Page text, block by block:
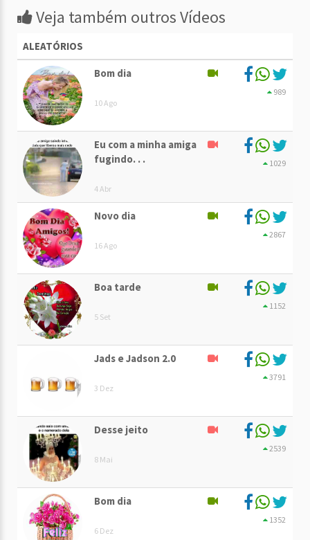
Veja também outros Vídeos
ALEATÓRIOS
Bom dia
10 Ago
989
Eu com a minha amiga
fugindo. . .
4 Abr
1029
Novo dia
16 Ago
2867
Boa tarde
5 Set
1152
Jads e Jadson 2.0
3 Dez
3791
Desse jeito
8 Mai
2539
Bom dia
6 Dez
1352